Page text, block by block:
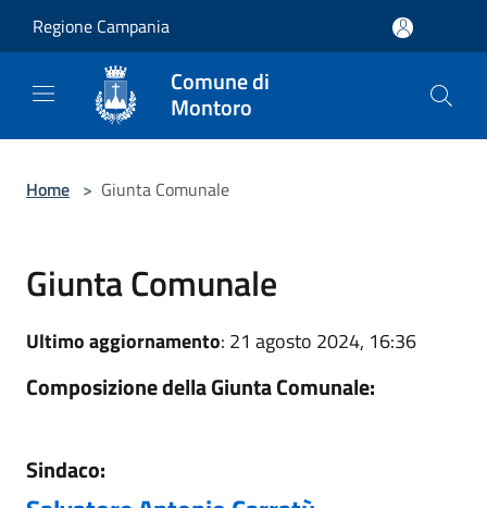
Regione Campania
Comune di
Montoro
Home > Giunta Comunale
Giunta Comunale
Ultimo aggiornamento: 21 agosto 2024, 16:36
Composizione della Giunta Comunale:
Sindaco: